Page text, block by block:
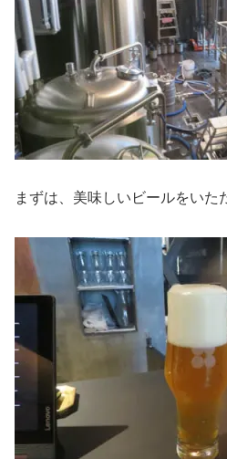
まずは、美味しいビールをいた